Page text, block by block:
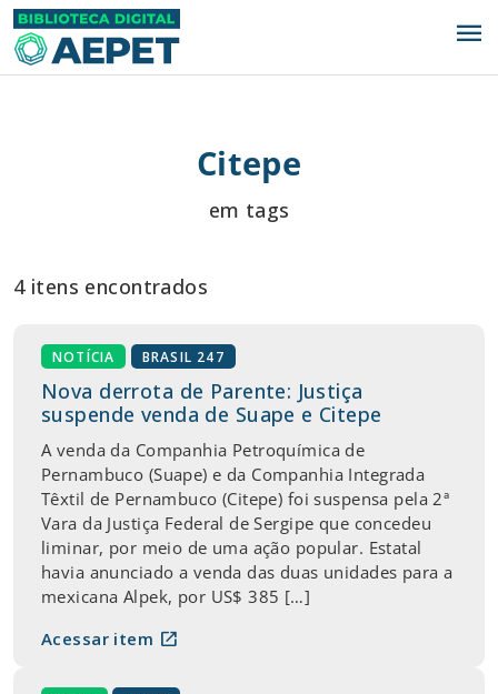
menu
Citepe
em tags
4 itens encontrados
NOTÍCIA BRASIL 247
Nova derrota de Parente: Justiça
suspende venda de Suape e Citepe
A venda da Companhia Petroquímica de
Pernambuco (Suape) e da Companhia Integrada
Têxtil de Pernambuco (Citepe) foi suspensa pela 2ª
Vara da Justiça Federal de Sergipe que concedeu
liminar, por meio de uma ação popular. Estatal
havia anunciado a venda das duas unidades para a
mexicana Alpek, por US$ 385 […]
Acessar item open_in_new